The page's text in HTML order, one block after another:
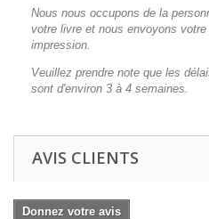
Nous nous occupons de la
votre livre et nous envoyons
impression.
Veuillez prendre note que les
sont d'environ 3 à 4 semaines.
AVIS CLIENTS
Donnez votre avis